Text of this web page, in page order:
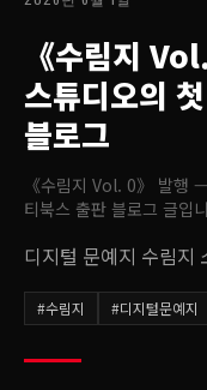
《수림지
스튜디오의
블로그
《수림지 Vol. 0》 발행
티북스 출판 블로그 글입
디지털 문예지 수림지
#수림지 #디지털문예지